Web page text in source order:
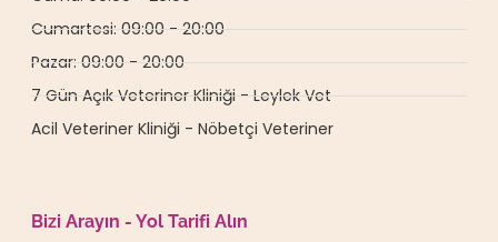
Cumartesi: 09:00 - 20:00
Pazar: 09:00 - 20:00
7 Gün Açık Veteriner Kliniği - Leylek Vet
Acil Veteriner Kliniği - Nöbetçi Veteriner
Bizi Arayın - Yol Tarifi Alın